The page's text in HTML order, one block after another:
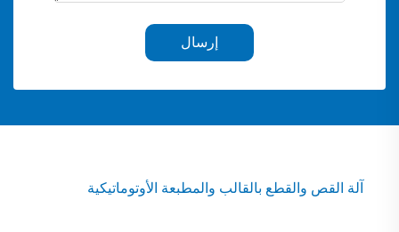
إرسال
آلة القص والقطع بالقالب والمطبعة الأوتوماتيكية